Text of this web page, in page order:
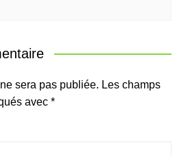
sera pas publiée. Les champs
avec *